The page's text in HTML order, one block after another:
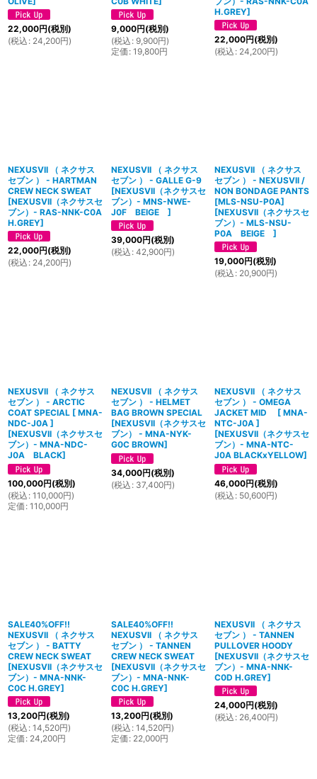
22,000円(税別)
(税込 : 24,200円)
9,000円(税別)
(税込 : 9,900円)
定価 : 19,800円
H.GREY]
22,000円(税別)
(税込 : 24,200円)
NEXUSVII （ ネクサス
セブン ） - HARTMAN
CREW NECK SWEAT
[NEXUSVII（ネクサスセ
ブン）- RAS-NNK-C0A
H.GREY]
22,000円(税別)
(税込 : 24,200円)
NEXUSVII （ ネクサス
セブン ） - GALLE G-9
[NEXUSVII（ネクサスセ
ブン）- MNS-NWE-
J0F BEIGE ]
39,000円(税別)
(税込 : 42,900円)
NEXUSVII （ ネクサス
セブン ） - NEXUSVII /
NON BONDAGE PANTS
[MLS-NSU-P0A]
[NEXUSVII（ネクサスセ
ブン）- MLS-NSU-
P0A BEIGE ]
19,000円(税別)
(税込 : 20,900円)
NEXUSVII （ ネクサス
セブン ） - ARCTIC
COAT SPECIAL [ MNA-
NDC-J0A ]
[NEXUSVII（ネクサスセ
ブン）- MNA-NDC-
J0A BLACK]
100,000円(税別)
(税込 : 110,000円)
定価 : 110,000円
NEXUSVII （ ネクサス
セブン ） - HELMET
BAG BROWN SPECIAL
[NEXUSVII（ネクサスセ
ブン） - MNA-NYK-
G0C BROWN]
34,000円(税別)
(税込 : 37,400円)
NEXUSVII （ ネクサス
セブン ） - OMEGA
JACKET MID [ MNA-
NTC-J0A ]
[NEXUSVII（ネクサスセ
ブン）- MNA-NTC-
J0A BLACKxYELLOW]
46,000円(税別)
(税込 : 50,600円)
SALE40%OFF!!
NEXUSVII （ ネクサス
セブン ） - BATTY
CREW NECK SWEAT
[NEXUSVII（ネクサスセ
ブン）- MNA-NNK-
C0C H.GREY]
13,200円(税別)
(税込 : 14,520円)
定価 : 24,200円
SALE40%OFF!!
NEXUSVII （ ネクサス
セブン ） - TANNEN
CREW NECK SWEAT
[NEXUSVII（ネクサスセ
ブン）- MNA-NNK-
C0C H.GREY]
13,200円(税別)
(税込 : 14,520円)
定価 : 22,000円
NEXUSVII （ ネクサス
セブン ） - TANNEN
PULLOVER HOODY
[NEXUSVII（ネクサスセ
ブン）- MNA-NNK-
C0D H.GREY]
24,000円(税別)
(税込 : 26,400円)